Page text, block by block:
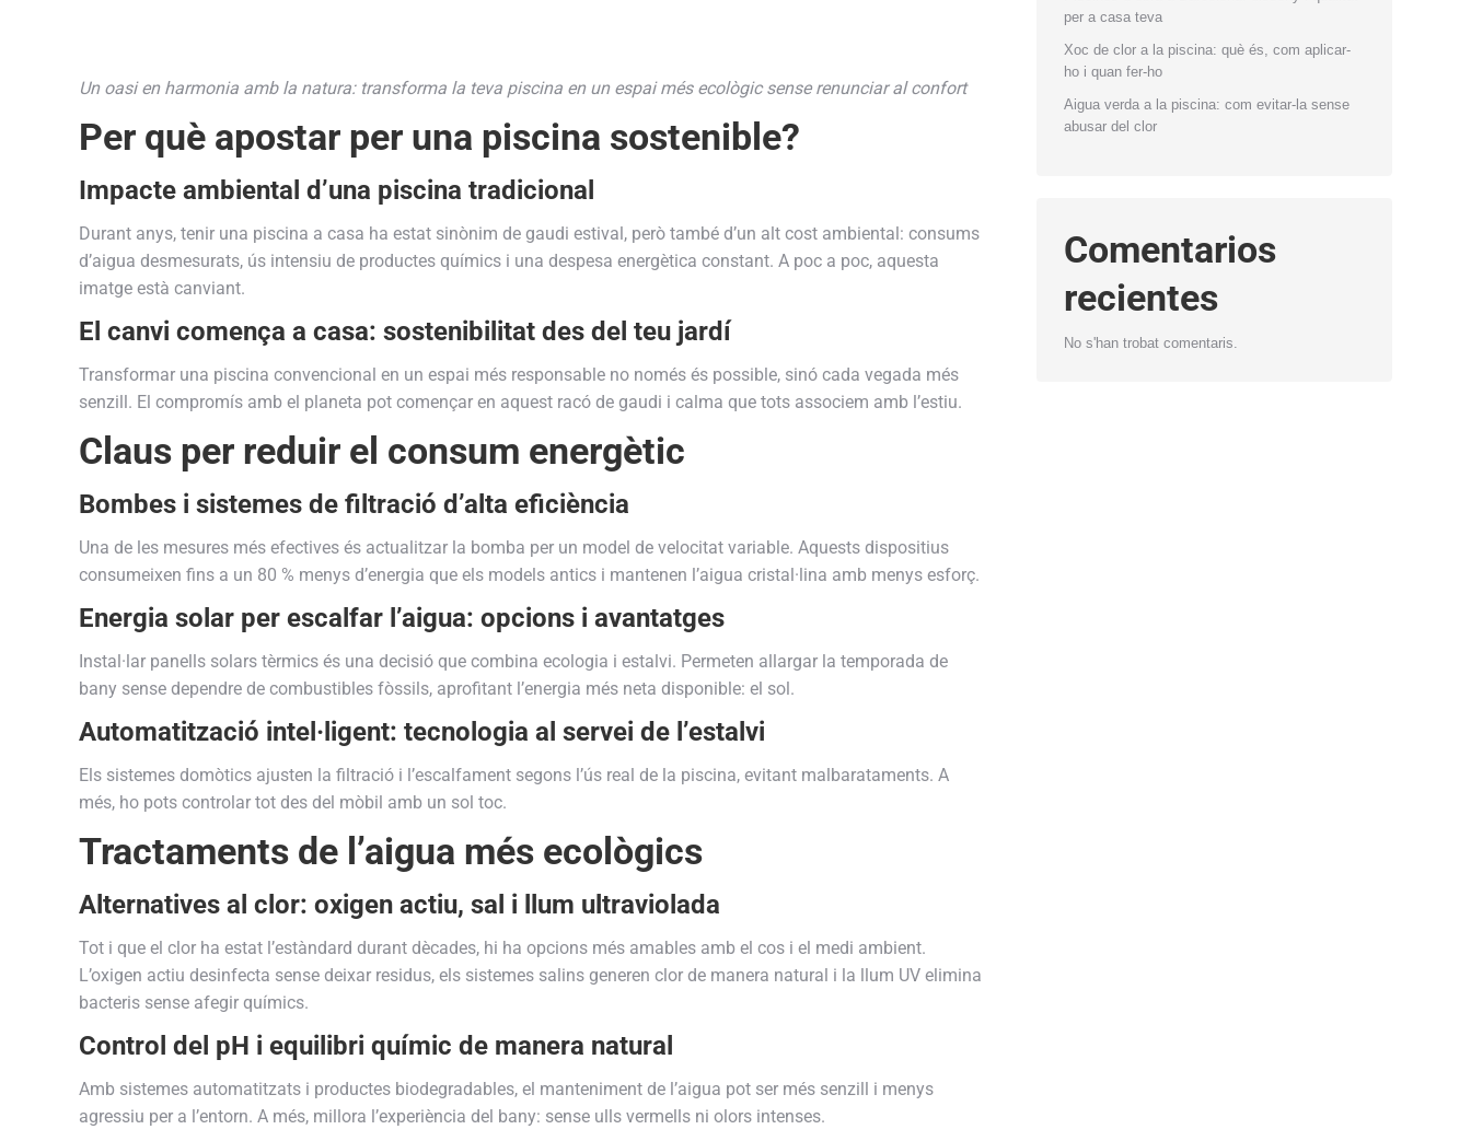
Un oasi en harmonia amb la natura: transforma la teva piscina en un espai més ecològic sense renunciar al confort
Per què apostar per una piscina sostenible?
Impacte ambiental d’una piscina tradicional
Durant anys, tenir una piscina a casa ha estat sinònim de gaudi estival, però també d’un alt cost ambiental: consums
d’aigua desmesurats, ús intensiu de productes químics i una despesa energètica constant. A poc a poc, aquesta
imatge està canviant.
El canvi comença a casa: sostenibilitat des del teu jardí
Transformar una piscina convencional en un espai més responsable no només és possible, sinó cada vegada més
senzill. El compromís amb el planeta pot començar en aquest racó de gaudi i calma que tots associem amb l’estiu.
Claus per reduir el consum energètic
Bombes i sistemes de filtració d’alta eficiència
Una de les mesures més efectives és actualitzar la bomba per un model de velocitat variable. Aquests dispositius
consumeixen fins a un 80 % menys d’energia que els models antics i mantenen l’aigua cristal·lina amb menys esforç.
Energia solar per escalfar l’aigua: opcions i avantatges
Instal·lar panells solars tèrmics és una decisió que combina ecologia i estalvi. Permeten allargar la temporada de
bany sense dependre de combustibles fòssils, aprofitant l’energia més neta disponible: el sol.
Automatització intel·ligent: tecnologia al servei de l’estalvi
Els sistemes domòtics ajusten la filtració i l’escalfament segons l’ús real de la piscina, evitant malbarataments. A
més, ho pots controlar tot des del mòbil amb un sol toc.
Tractaments de l’aigua més ecològics
Alternatives al clor: oxigen actiu, sal i llum ultraviolada
Tot i que el clor ha estat l’estàndard durant dècades, hi ha opcions més amables amb el cos i el medi ambient.
L’oxigen actiu desinfecta sense deixar residus, els sistemes salins generen clor de manera natural i la llum UV elimina
bacteris sense afegir químics.
Control del pH i equilibri químic de manera natural
Amb sistemes automatitzats i productes biodegradables, el manteniment de l’aigua pot ser més senzill i menys
agressiu per a l’entorn. A més, millora l’experiència del bany: sense ulls vermells ni olors intenses.
per a casa teva
Xoc de clor a la piscina: què és, com aplicar-
ho i quan fer-ho
Aigua verda a la piscina: com evitar-la sense
abusar del clor
Comentarios
recientes
No s'han trobat comentaris.